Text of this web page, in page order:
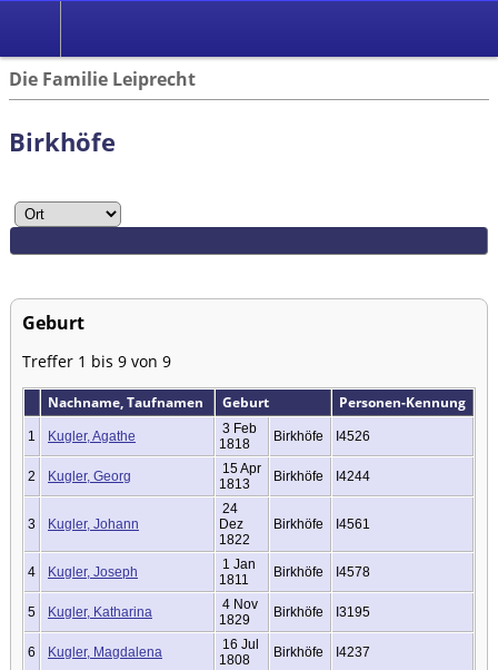
Die Familie Leiprecht
Birkhöfe
Geburt
Treffer 1 bis 9 von 9
Nachname, Taufnamen Geburt Personen-Kennung
1 Kugler, Agathe
3 Feb
1818
Birkhöfe I4526
2 Kugler, Georg
15 Apr
1813
Birkhöfe I4244
3 Kugler, Johann
24
Dez
1822
Birkhöfe I4561
4 Kugler, Joseph
1 Jan
1811
Birkhöfe I4578
5 Kugler, Katharina
4 Nov
1829
Birkhöfe I3195
6 Kugler, Magdalena
16 Jul
1808
Birkhöfe I4237